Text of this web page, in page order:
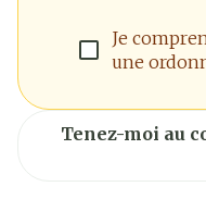
Je
une
Tenez-moi au